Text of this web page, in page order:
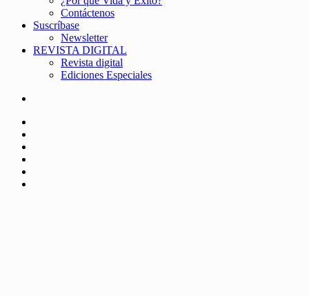
Contáctenos
Suscríbase
Newsletter
REVISTA DIGITAL
Revista digital
Ediciones Especiales